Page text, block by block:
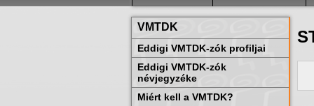
VMTDK
Eddigi VMTDK-zók profiljai
Eddigi VMTDK-zók
névjegyzéke
Miért kell a VMTDK?